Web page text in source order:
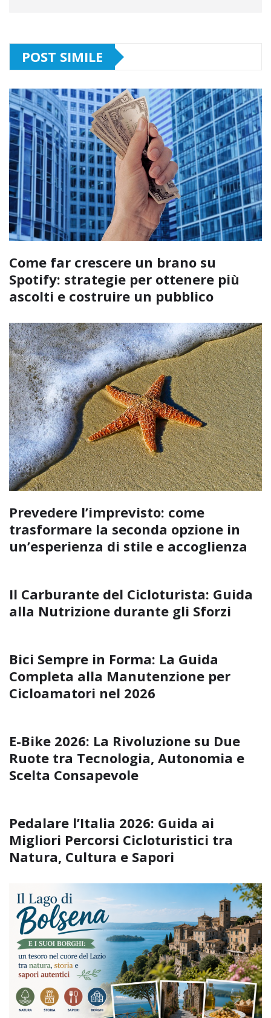
POST SIMILE
Come far crescere un brano su
Spotify: strategie per ottenere più
ascolti e costruire un pubblico
Prevedere l’imprevisto: come
trasformare la seconda opzione in
un’esperienza di stile e accoglienza
Il Carburante del Cicloturista: Guida
alla Nutrizione durante gli Sforzi
Bici Sempre in Forma: La Guida
Completa alla Manutenzione per
Cicloamatori nel 2026
E-Bike 2026: La Rivoluzione su Due
Ruote tra Tecnologia, Autonomia e
Scelta Consapevole
Pedalare l’Italia 2026: Guida ai
Migliori Percorsi Cicloturistici tra
Natura, Cultura e Sapori